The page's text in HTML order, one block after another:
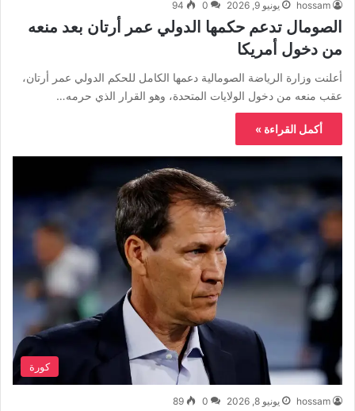
hossam يونيو 9, 2026 0
94
الصومال تدعم حكمها الدولي عمر أرتان بعد منعه
من دخول أمريكا
أعلنت وزارة الرياضة الصومالية دعمها الكامل للحكم الدولي عمر أرتان،
عقب منعه من دخول الولايات المتحدة، وهو القرار الذي حرمه…
أكمل القراءة »
كورة
hossam يونيو 8, 2026 0
89